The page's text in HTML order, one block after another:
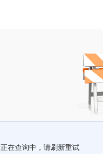
正在查询中，请刷新重试